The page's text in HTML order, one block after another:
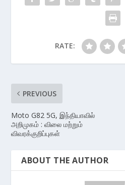
RATE:
PREVIOUS
Moto G82 5G, இந்தியாவில்
அறிமுகம் : விலை மற்றும்
விவரக்குறிப்புகள்
ABOUT THE AUTHOR